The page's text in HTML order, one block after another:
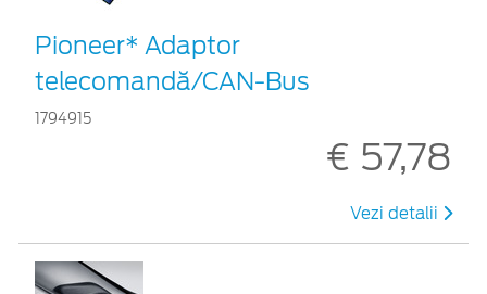
Pioneer* Adaptor
telecomandă/CAN-Bus
1794915
€ 57,78
Vezi detalii